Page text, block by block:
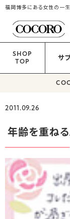
福岡博多にある女性の一
SHOP
TOP
サ
2011.09.26
年齢を重ねる